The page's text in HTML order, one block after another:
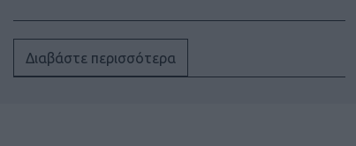
Διαβάστε περισσότερα